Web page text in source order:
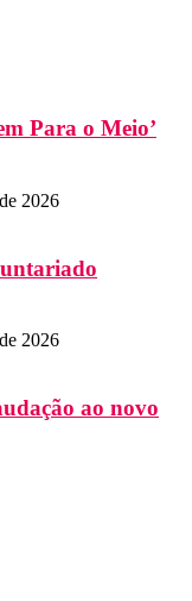
Para o Meio’
2026
2026
ao novo